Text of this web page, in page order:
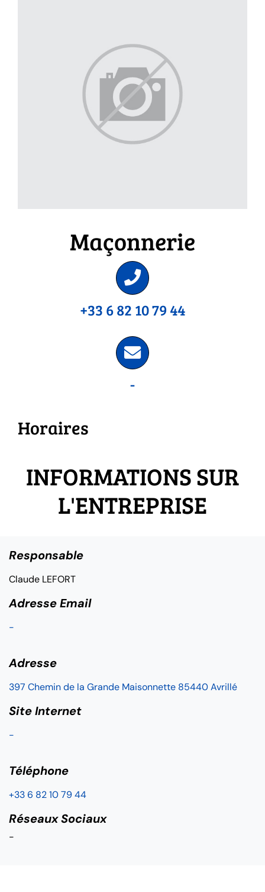
Maçonnerie
+33 6 82 10 79 44
-
Horaires
INFORMATIONS SUR
L'ENTREPRISE
Responsable
Claude LEFORT
Adresse Email
-
Adresse
397 Chemin de la Grande Maisonnette 85440 Avrillé
Site Internet
-
Téléphone
+33 6 82 10 79 44
Réseaux Sociaux
-